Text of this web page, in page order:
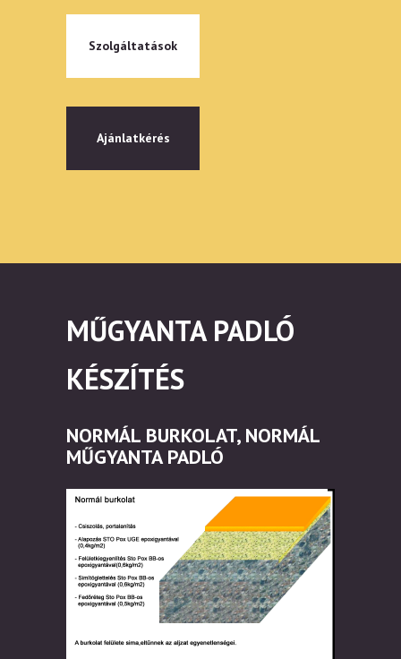
Szolgáltatások
Ajánlatkérés
MŰGYANTA PADLÓ
KÉSZÍTÉS
NORMÁL BURKOLAT, NORMÁL
MŰGYANTA PADLÓ